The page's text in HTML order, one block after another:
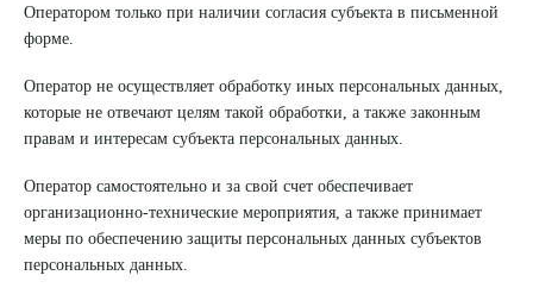
Оператором только при наличии согласия субъекта в письменной
форме.
Оператор не осуществляет обработку иных персональных данных,
которые не отвечают целям такой обработки, а также законным
правам и интересам субъекта персональных данных.
Оператор самостоятельно и за свой счет обеспечивает
организационно-технические мероприятия, а также принимает
меры по обеспечению защиты персональных данных субъектов
персональных данных.